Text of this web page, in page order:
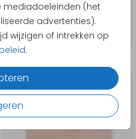
(het
advertenties).
wijzigen of intrekken op
.
ROSÉGOUDFOLIE